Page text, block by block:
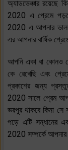
অ্যাডভেঞ্চার রয়েছে
2020 এ প্রেমে
2020 এ আপনার
এর আপনার বার্ষিক
আপনি একা বা কোনও
কে রেখেছি এবং
প্রকাশের জন্য
2020 সালে প্রেম
ভরপুর থাকবে কিনা সে
পড়ে এটি সন্ধানের
2020 সম্পর্কে আপনার